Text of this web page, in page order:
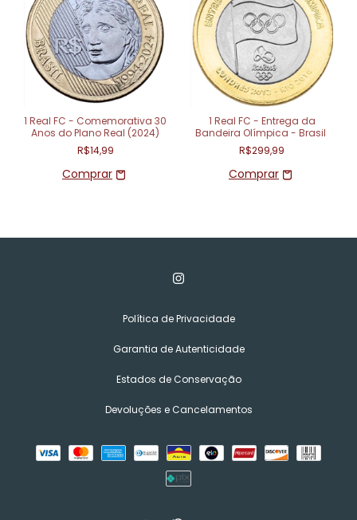
1 Real FC - Comemorativa 30
Anos do Plano Real (2024)
R$14,99
1 Real FC - Entrega da
Bandeira Olímpica - Brasil
R$299,99
Política de Privacidade
Garantia de Autenticidade
Estados de Conservação
Devoluções e Cancelamentos